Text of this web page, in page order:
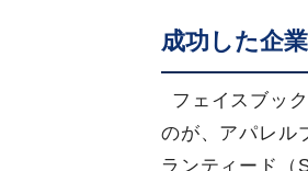
成功した企
フェイスブッ
のが、アパレル
ランティード（